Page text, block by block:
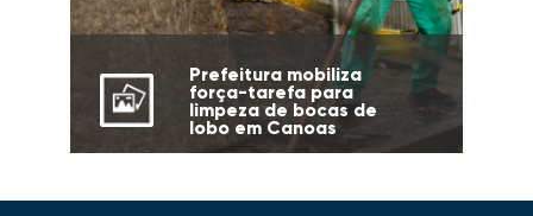
Prefeitura mobiliza
força-tarefa para
limpeza de bocas de
lobo em Canoas